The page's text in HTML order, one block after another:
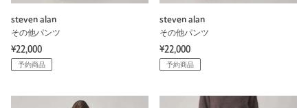
steven alan
その他パンツ
¥22,000
予約商品
steven alan
その他パンツ
¥22,000
予約商品